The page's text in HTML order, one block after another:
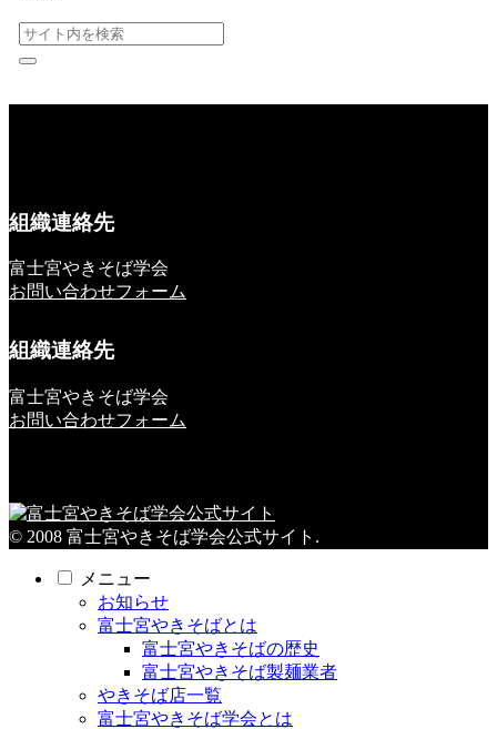
組織連絡先
富士宮やきそば学会
お問い合わせフォーム
組織連絡先
富士宮やきそば学会
お問い合わせフォーム
© 2008 富士宮やきそば学会公式サイト.
メニュー
お知らせ
富士宮やきそばとは
富士宮やきそばの歴史
富士宮やきそば製麺業者
やきそば店一覧
富士宮やきそば学会とは